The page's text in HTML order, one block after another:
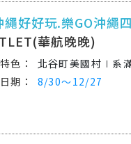
好好玩.樂GO沖繩四
華航晚晚)
北谷町美國村∣系
8/30～12/27